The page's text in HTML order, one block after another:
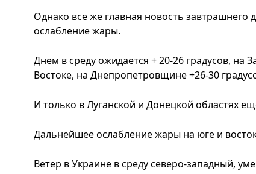
Однако все же главная новость завтрашнего
ослабление жары.
Днем в среду ожидается + 20-26 градусов, на
Востоке, на Днепропетровщине +26-30
И только в Луганской и Донецкой областях
Дальнейшее ослабление жары на юге и
Ветер в Украине в среду северо-западный,